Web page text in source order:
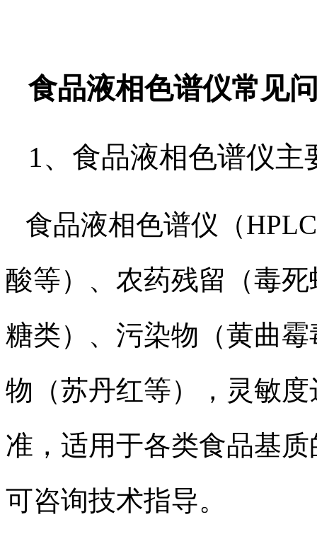
食品液相色谱仪常见
1、食品液相色谱仪主
食品液相色谱仪（
酸等）、农药残留（毒
糖类）、污染物（黄曲
物（苏丹红等），灵敏度
准，适用于各类食品基
可咨询技术指导。